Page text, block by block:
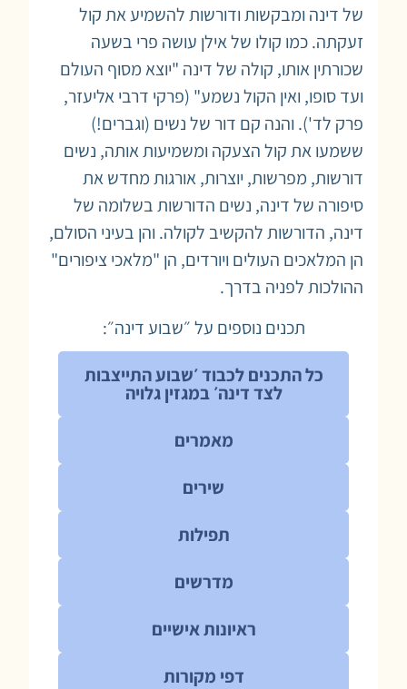
של דינה ומבקשות ודורשות להשמיע את קול
זעקתה. כמו קולו של אילן עושה פרי בשעה
שכורתין אותו, קולה של דינה "יוצא מסוף העולם
ועד סופו, ואין הקול נשמע" (פרקי דרבי אליעזר,
פרק לד'). והנה קם דור של נשים (וגברים!)
ששמעו את קול הצעקה ומשמיעות אותה, נשים
דורשות, מפרשות, יוצרות, אורגות מחדש את
סיפורה של דינה, נשים הדורשות בשלומה של
דינה, הדורשות להקשיב לקולה. והן בעיני הסולם,
הן המלאכים העולים ויורדים, הן "מלאכי ציפורים"
ההולכות לפניה בדרך.
תכנים נוספים על ״שבוע דינה״:
כל התכנים לכבוד ׳שבוע התייצבות
לצד דינה׳ במגזין גלויה
מאמרים
שירים
תפילות
מדרשים
ראיונות אישיים
דפי מקורות